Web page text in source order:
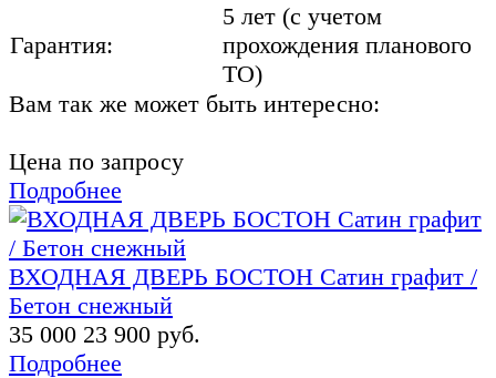
Гарантия:
5 лет (с учетом
прохождения планового
ТО)
Вам так же может быть интересно:
Цена по запросу
Подробнее
ВХОДНАЯ ДВЕРЬ БОСТОН Сатин графит /
Бетон снежный
35 000 23 900 руб.
Подробнее